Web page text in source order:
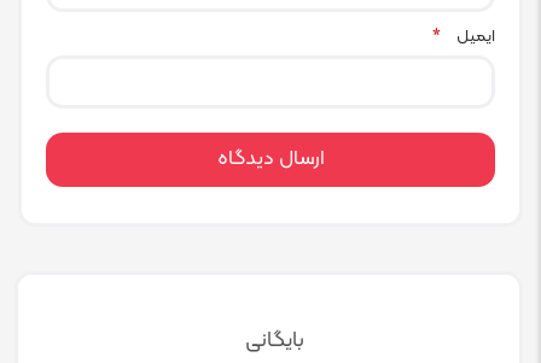
ایمیل *
بایگانی